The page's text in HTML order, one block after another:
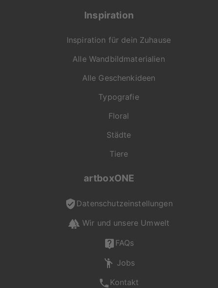
Inspiration
Inspiration für dein Zuhause
Alle Wandbildmaterialien
Alle Geschenkideen
Typografie
Floral
Städte
Tiere
artboxONE
Datenschutzeinstellungen
Wir und unsere Umwelt
FAQs
Jobs
Kontakt